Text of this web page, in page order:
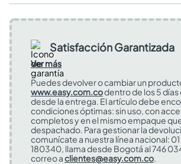
Satisfacción Garantizada
Ver más
Puedes devolver o cambiar un
www.easy.com.codentro de los 5
desde la entrega. El artículo debe
condiciones óptimas: sin uso, con
completos y en el mismo empaque
despachado. Para gestionar la
comunícate a nuestra línea nacional:
180340, llama desde Bogotá al 746
correo aclientes@easy.com.co.